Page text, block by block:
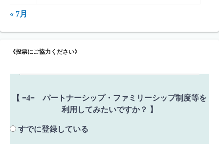
« 7月
《投票にご協力ください》
【 =4= パートナーシップ・ファミリーシップ制度等を
利用してみたいですか？ 】
すでに登録している